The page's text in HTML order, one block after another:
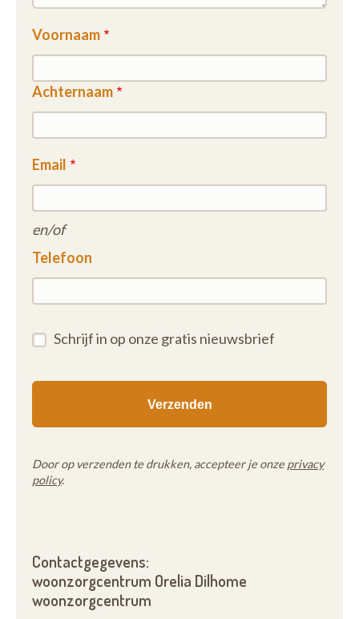
Voornaam
Achternaam
Email
en/of
Telefoon
Schrijf in op onze gratis nieuwsbrief
Door op verzenden te drukken, accepteer je onze privacy
policy.
Contactgegevens:
woonzorgcentrum Orelia Dilhome
woonzorgcentrum